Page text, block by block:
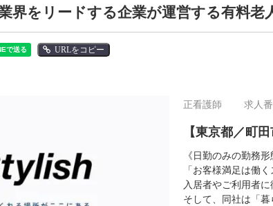
業界をリードする企業が運営する有料
URLをコピー
正看護師 求人
【東京都／町
《日勤のみの勤務
「お客様満足は働
入居者やご利用者
そして、同社は「